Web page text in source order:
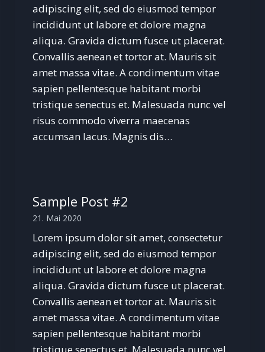
adipiscing elit, sed do eiusmod tempor
incididunt ut labore et dolore magna
aliqua. Gravida dictum fusce ut placerat.
Convallis aenean et tortor at. Mauris sit
amet massa vitae. A condimentum vitae
sapien pellentesque habitant morbi
tristique senectus et. Malesuada nunc vel
risus commodo viverra maecenas
accumsan lacus. Magnis dis…
Sample Post #2
21. Mai 2020
Lorem ipsum dolor sit amet, consectetur
adipiscing elit, sed do eiusmod tempor
incididunt ut labore et dolore magna
aliqua. Gravida dictum fusce ut placerat.
Convallis aenean et tortor at. Mauris sit
amet massa vitae. A condimentum vitae
sapien pellentesque habitant morbi